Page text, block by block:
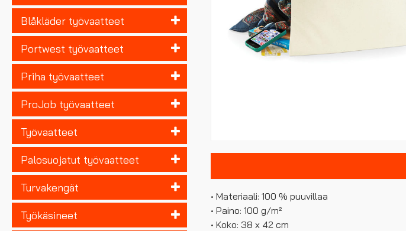
Blåkläder työvaatteet
Portwest työvaatteet
Priha työvaatteet
ProJob työvaatteet
Työvaatteet
Palosuojatut työvaatteet
Turvakengät
Työkäsineet
• Materiaali: 100 % puuvillaa
• Paino: 100 g/m²
• Koko: 38 x 42 cm